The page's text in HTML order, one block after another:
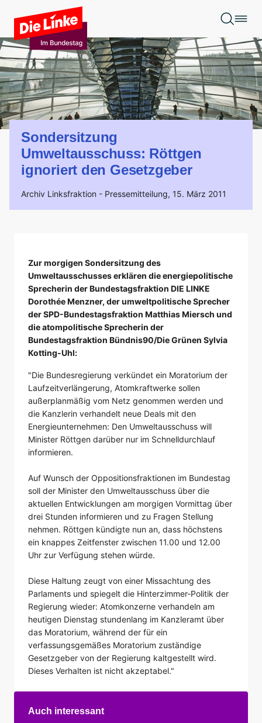
Zum Hauptinhalt springen
Sondersitzung
Umweltausschuss: Röttgen
ignoriert den Gesetzgeber
Archiv Linksfraktion - Pressemitteilung, 15. März 2011
Zur morgigen Sondersitzung des
Umweltausschusses erklären die energiepolitische
Sprecherin der Bundestagsfraktion DIE LINKE
Dorothée Menzner, der umweltpolitische Sprecher
der SPD-Bundestagsfraktion Matthias Miersch und
die atompolitische Sprecherin der
Bundestagsfraktion Bündnis90/Die Grünen Sylvia
Kotting-Uhl:
"Die Bundesregierung verkündet ein Moratorium der
Laufzeitverlängerung, Atomkraftwerke sollen
außerplanmäßig vom Netz genommen werden und
die Kanzlerin verhandelt neue Deals mit den
Energieunternehmen: Den Umweltausschuss will
Minister Röttgen darüber nur im Schnelldurchlauf
informieren.
Auf Wunsch der Oppositionsfraktionen im Bundestag
soll der Minister den Umweltausschuss über die
aktuellen Entwicklungen am morgigen Vormittag über
drei Stunden informieren und zu Fragen Stellung
nehmen. Röttgen kündigte nun an, dass höchstens
ein knappes Zeitfenster zwischen 11.00 und 12.00
Uhr zur Verfügung stehen würde.
Diese Haltung zeugt von einer Missachtung des
Parlaments und spiegelt die Hinterzimmer-Politik der
Regierung wieder: Atomkonzerne verhandeln am
heutigen Dienstag stundenlang im Kanzleramt über
das Moratorium, während der für ein
verfassungsgemäßes Moratorium zuständige
Gesetzgeber von der Regierung kaltgestellt wird.
Dieses Verhalten ist nicht akzeptabel."
Auch interessant